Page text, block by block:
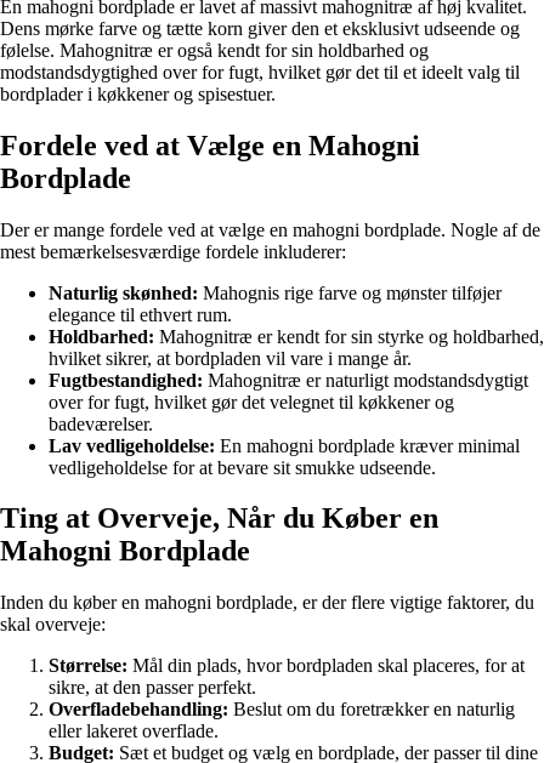
En mahogni bordplade er lavet af massivt mahognitræ af høj kvalitet.
Dens mørke farve og tætte korn giver den et eksklusivt udseende og
følelse. Mahognitræ er også kendt for sin holdbarhed og
modstandsdygtighed over for fugt, hvilket gør det til et ideelt valg til
bordplader i køkkener og spisestuer.
Fordele ved at Vælge en Mahogni
Bordplade
Der er mange fordele ved at vælge en mahogni bordplade. Nogle af de
mest bemærkelsesværdige fordele inkluderer:
Naturlig skønhed: Mahognis rige farve og mønster tilføjer
elegance til ethvert rum.
Holdbarhed: Mahognitræ er kendt for sin styrke og holdbarhed,
hvilket sikrer, at bordpladen vil vare i mange år.
Fugtbestandighed: Mahognitræ er naturligt modstandsdygtigt
over for fugt, hvilket gør det velegnet til køkkener og
badeværelser.
Lav vedligeholdelse: En mahogni bordplade kræver minimal
vedligeholdelse for at bevare sit smukke udseende.
Ting at Overveje, Når du Køber en
Mahogni Bordplade
Inden du køber en mahogni bordplade, er der flere vigtige faktorer, du
skal overveje:
Størrelse: Mål din plads, hvor bordpladen skal placeres, for at
sikre, at den passer perfekt.
Overfladebehandling: Beslut om du foretrækker en naturlig
eller lakeret overflade.
Budget: Sæt et budget og vælg en bordplade, der passer til dine